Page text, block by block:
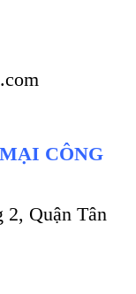
CÔNG
2, Quận Tân